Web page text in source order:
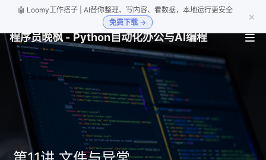
🤖 Loomy工作搭子 | AI替你整理、写内容、看数据，本地运行更安全
免费下载 →
×
程序员晚枫 - Python自动化办公与AI编程